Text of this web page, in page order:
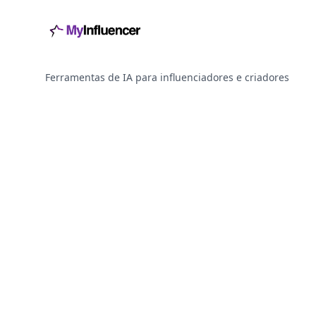
Ferramentas de IA para influenciadores e criadores